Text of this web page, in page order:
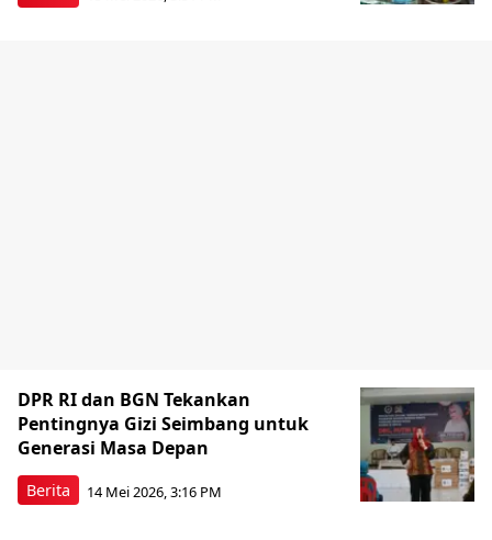
Berita
DPR RI dan BGN Tekankan
Pentingnya Gizi Seimbang untuk
Generasi Masa Depan
14 Mei 2026, 3:16 PM